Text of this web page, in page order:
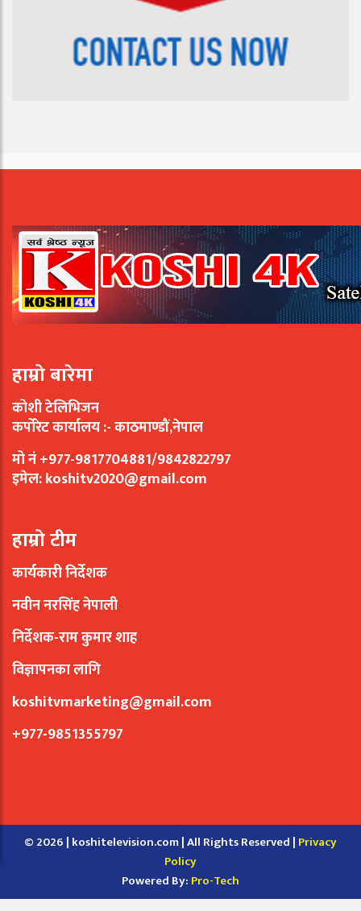
हाम्रो बारेमा
कोशी टेलिभिजन
कर्पोरेट कार्यालय :- काठमाण्डौं,नेपाल
मो नं +977-9817704881/9842822797
इमेल:koshitv2020@gmail.com
हाम्रो टीम
कार्यकारी निर्देशक
नवीन नरसिंह नेपाली
निर्देशक-राम कुमार शाह
विज्ञापनका लागि
koshitvmarketing@gmail.com
+977-9851355797
© 2026 | koshitelevision.com | All Rights Reserved | Privacy
Policy
Powered By: Pro-Tech